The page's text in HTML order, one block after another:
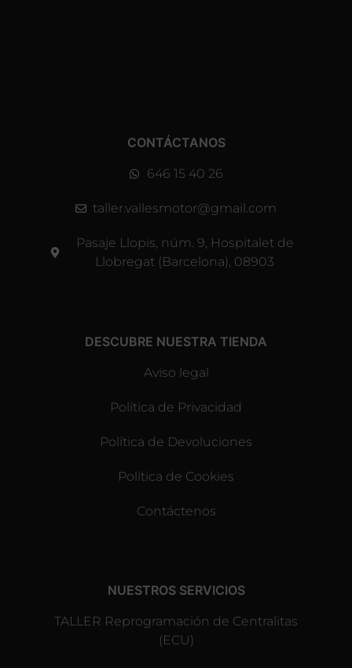
CONTÁCTANOS
646 15 40 26
taller.vallesmotor@gmail.com
Pasaje Llopis, núm. 9, Hospitalet de
Llobregat (Barcelona), 08903
DESCUBRE NUESTRA TIENDA
Aviso legal
Política de Privacidad
Política de Devoluciones
Política de Cookies
Contáctenos
NUESTROS SERVICIOS
TALLER Reprogramación de Centralitas
(ECU)